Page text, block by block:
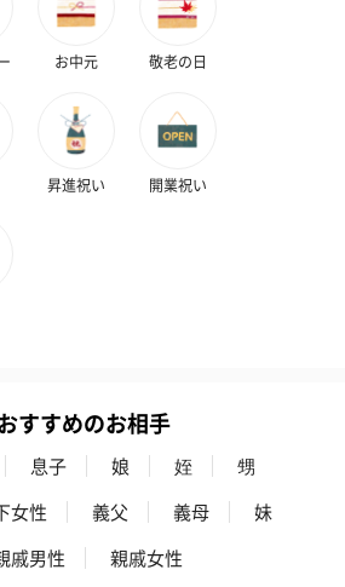
お中元 敬老の日
昇進祝い 開業祝い
すすめのお相手
息子 娘 姪
甥
女性 義父 義母
妹
戚男性 親戚女性